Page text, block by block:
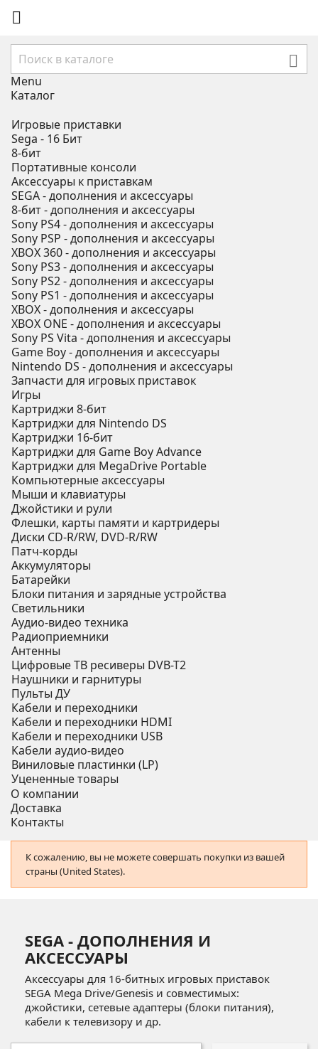


Menu
Каталог
Игровые приставки
Sega - 16 Бит
8-бит
Портативные консоли
Аксессуары к приставкам
SEGA - дополнения и аксессуары
8-бит - дополнения и аксессуары
Sony PS4 - дополнения и аксессуары
Sony PSP - дополнения и аксессуары
XBOX 360 - дополнения и аксессуары
Sony PS3 - дополнения и аксессуары
Sony PS2 - дополнения и аксессуары
Sony PS1 - дополнения и аксессуары
XBOX - дополнения и аксессуары
XBOX ONE - дополнения и аксессуары
Sony PS Vita - дополнения и аксессуары
Game Boy - дополнения и аксессуары
Nintendo DS - дополнения и аксессуары
Запчасти для игровых приставок
Игры
Картриджи 8-бит
Картриджи для Nintendo DS
Картриджи 16-бит
Картриджи для Game Boy Advance
Картриджи для MegaDrive Portable
Компьютерные аксессуары
Мыши и клавиатуры
Джойстики и рули
Флешки, карты памяти и картридеры
Диски CD-R/RW, DVD-R/RW
Патч-корды
Аккумуляторы
Батарейки
Блоки питания и зарядные устройства
Светильники
Аудио-видео техника
Радиоприемники
Антенны
Цифровые ТВ ресиверы DVB-T2
Наушники и гарнитуры
Пульты ДУ
Кабели и переходники
Кабели и переходники HDMI
Кабели и переходники USB
Кабели аудио-видео
Виниловые пластинки (LP)
Уцененные товары
О компании
Доставка
Контакты
К сожалению, вы не можете совершать покупки из вашей
страны (United States).
SEGA - ДОПОЛНЕНИЯ И
АКСЕССУАРЫ
Аксессуары для 16-битных игровых приставок
SEGA Mega Drive/Genesis и совместимых:
джойстики, сетевые адаптеры (блоки питания),
кабели к телевизору и др.